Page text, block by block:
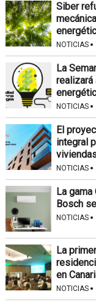
Siber
NOTICIAS ·
La
realizará
NOTICIAS ·
El
integral
NOTICIAS ·
La
Bosch
NOTICIAS ·
La
en
NOTICIAS ·